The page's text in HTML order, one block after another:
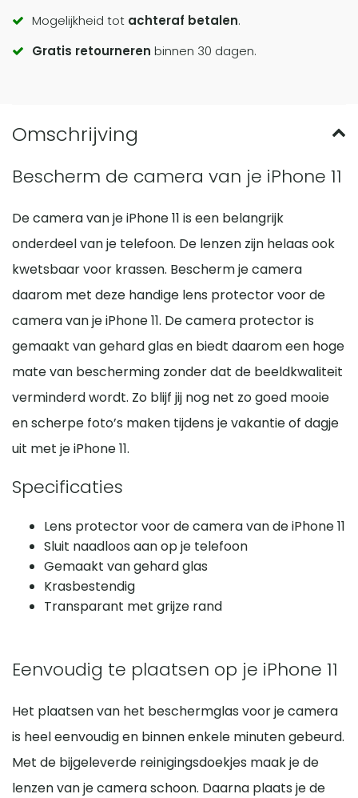
actions
Mogelijkheid tot achteraf betalen.
Gratis retourneren binnen 30 dagen.
Bescherm de camera van je iPhone 11
De camera van je iPhone 11 is een belangrijk
onderdeel van je telefoon. De lenzen zijn helaas ook
kwetsbaar voor krassen. Bescherm je camera
daarom met deze handige lens protector voor de
camera van je iPhone 11. De camera protector is
gemaakt van gehard glas en biedt daarom een hoge
mate van bescherming zonder dat de beeldkwaliteit
verminderd wordt. Zo blijf jij nog net zo goed mooie
en scherpe foto’s maken tijdens je vakantie of dagje
uit met je iPhone 11.
Specificaties
Lens protector voor de camera van de iPhone 11
Sluit naadloos aan op je telefoon
Gemaakt van gehard glas
Krasbestendig
Transparant met grijze rand
Eenvoudig te plaatsen op je iPhone 11
Het plaatsen van het beschermglas voor je camera
is heel eenvoudig en binnen enkele minuten gebeurd.
Met de bijgeleverde reinigingsdoekjes maak je de
lenzen van je camera schoon. Daarna plaats je de